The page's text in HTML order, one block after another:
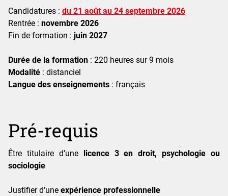
Candidatures : du 21 août au 24 septembre 2026
Rentrée : novembre 2026
Fin de formation : juin 2027
Durée de la formation : 220 heures sur 9 mois
Modalité : distanciel
Langue des enseignements : français
Pré-requis
Être titulaire d’une
licence 3 en droit, psychologie ou
sociologie
Justifier d’une expérience professionnelle